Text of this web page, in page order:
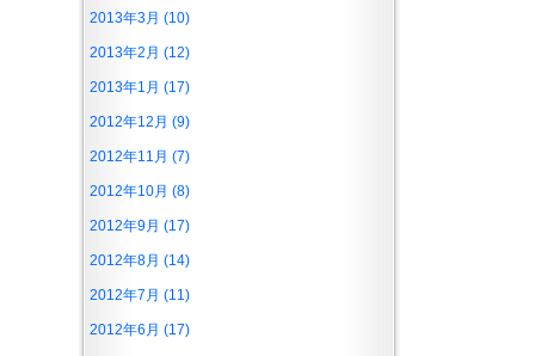
2013年3月 (10)
2013年2月 (12)
2013年1月 (17)
2012年12月 (9)
2012年11月 (7)
2012年10月 (8)
2012年9月 (17)
2012年8月 (14)
2012年7月 (11)
2012年6月 (17)